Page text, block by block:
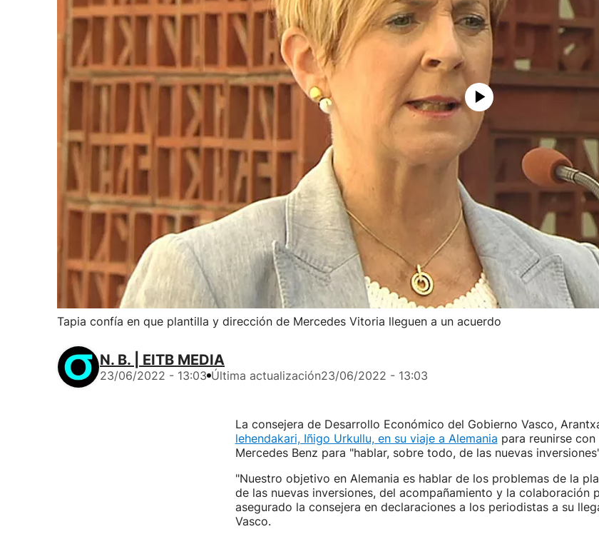
Tapia confía en que plantilla y dirección de Mercedes Vitoria lleguen a un acuerdo
N. B. | EITB MEDIA
23/06/2022 - 13:03 Última actualización23/06/2022 - 13:03
La consejera de Desarrollo Económico del Gobierno Vasco,
lehendakari, Iñigo Urkullu, en su viaje a Alemania para reunirse
Mercedes Benz para "hablar, sobre todo, de las nuevas
"Nuestro objetivo en Alemania es hablar de los problemas de la
de las nuevas inversiones, del acompañamiento y la colaboración
asegurado la consejera en declaraciones a los periodistas a su
Vasco.